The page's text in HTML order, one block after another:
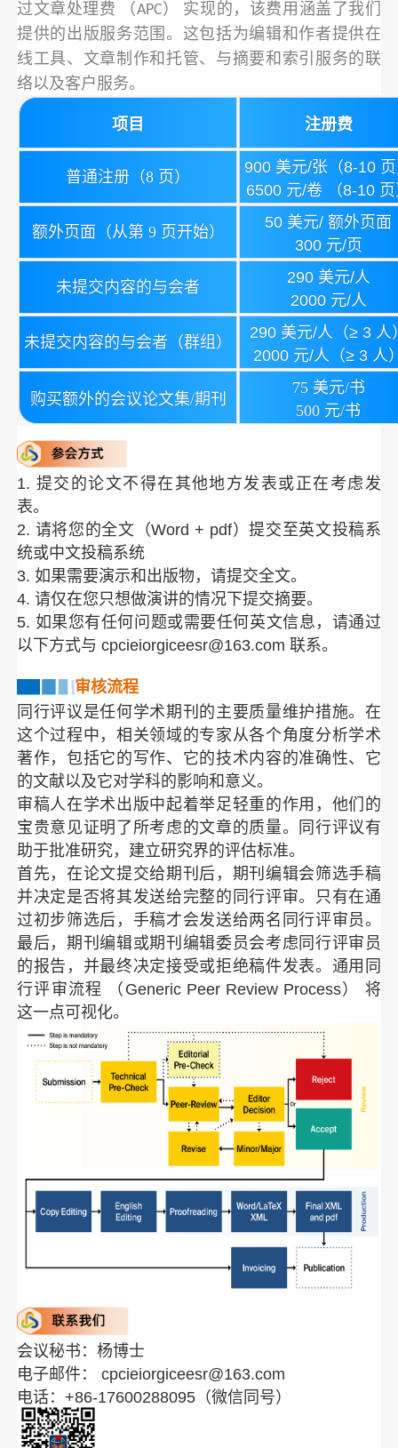
过文章处理费 （APC） 实现的，该费用涵盖了我们
提供的出版服务范围。这包括为编辑和作者提供在
线工具、文章制作和托管、与摘要和索引服务的联
络以及客户服务。
项目 注册费
普通注册（8 页）
900 美元/张（8-10
6500 元/卷 （8-10
额外页面（从第 9 页开始）
50 美元/ 额外页面
300 元/页
未提交内容的与会者
290 美元/人
2000 元/人
未提交内容的与会者（群组）
290 美元/人（≥ 3 人
2000 元/人（≥ 3 人
购买额外的会议论文集/期刊
75 美元/书
500 元/书
1. 提交的论文不得在其他地方发表或正在考虑发
表。
2. 请将您的全文（Word + pdf）提交至英文投稿系
统或中文投稿系统
3. 如果需要演示和出版物，请提交全文。
4. 请仅在您只想做演讲的情况下提交摘要。
5. 如果您有任何问题或需要任何英文信息，请通过
以下方式与 cpcieiorgiceesr@163.com 联系。
审核流程
同 行评议是任何学术期刊的主要质量维护措施。在
这个过程中，相关领域的专家从各个角度分析学术
著作，包括它的写作、它的技术内容的准确性、它
的文献以及它对学科的影响和意义。
审稿人在学术出版中起着举足轻重的作用，他们的
宝贵意见证明了所考虑的文章的质量。同行评议有
助于批准研究，建立研究界的评估标准。
首先，在论文提交给期刊后，期刊编辑会筛选手稿
并决定是否将其发送给完整的同行评审。只有在通
过初步筛选后，手稿才会发送给两名同行评审员。
最后，期刊编辑或期刊编辑委员会考虑同行评审员
的报告，并最终决定接受或拒绝稿件发表。通用同
行评审流程 （Generic Peer Review Process） 将
这一点可视化。
会议秘书：杨博士
电子邮件：cpcieiorgiceesr@163.com
电话：+86-17600288095（微信同号）